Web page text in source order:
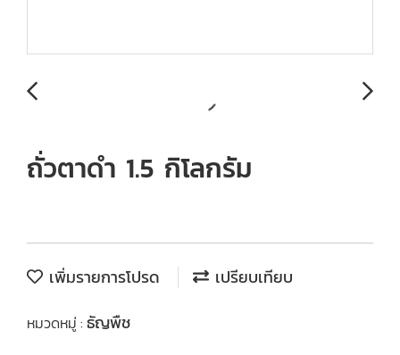
ถั่วตาดำ 1.5 กิโลกรัม
เพิ่มรายการโปรด เปรียบเทียบ
หมวดหมู่ : ธัญพืช